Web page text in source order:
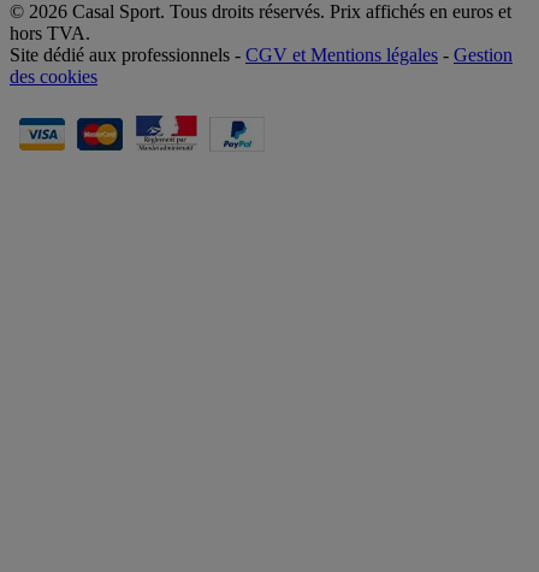
© 2026 Casal Sport. Tous droits réservés. Prix affichés en euros et
hors TVA.
Site dédié aux professionnels - CGV et Mentions légales - Gestion
des cookies